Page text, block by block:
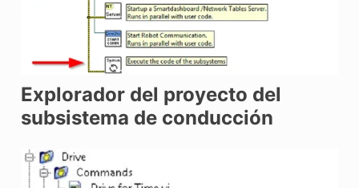
Explorador del proyecto del
subsistema de conducción